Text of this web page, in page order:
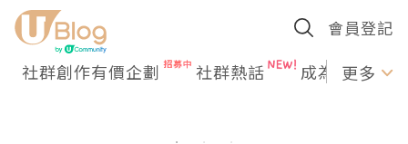
會員登記
社群創作有價企劃 社群熱話 成為U更多